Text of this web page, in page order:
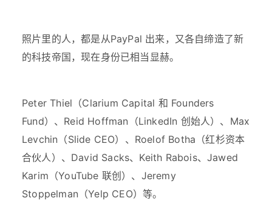
照片里的人，都是从PayPal 出来，又各自缔造了新
的科技帝国，现在身份已相当显赫。
Peter Thiel（Clarium Capital 和 Founders
Fund）、Reid Hoffman（LinkedIn 创始人）、Max
Levchin（Slide CEO）、Roelof Botha（红杉资本
合伙人）、David Sacks、Keith Rabois、Jawed
Karim（YouTube 联创）、Jeremy
Stoppelman（Yelp CEO）等。